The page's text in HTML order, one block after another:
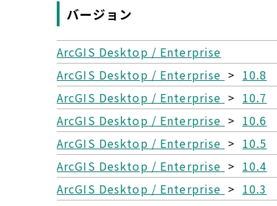
バージョン
ArcGIS Desktop / Enterprise
ArcGIS Desktop / Enterprise > 10.8
ArcGIS Desktop / Enterprise > 10.7
ArcGIS Desktop / Enterprise > 10.6
ArcGIS Desktop / Enterprise > 10.5
ArcGIS Desktop / Enterprise > 10.4
ArcGIS Desktop / Enterprise > 10.3